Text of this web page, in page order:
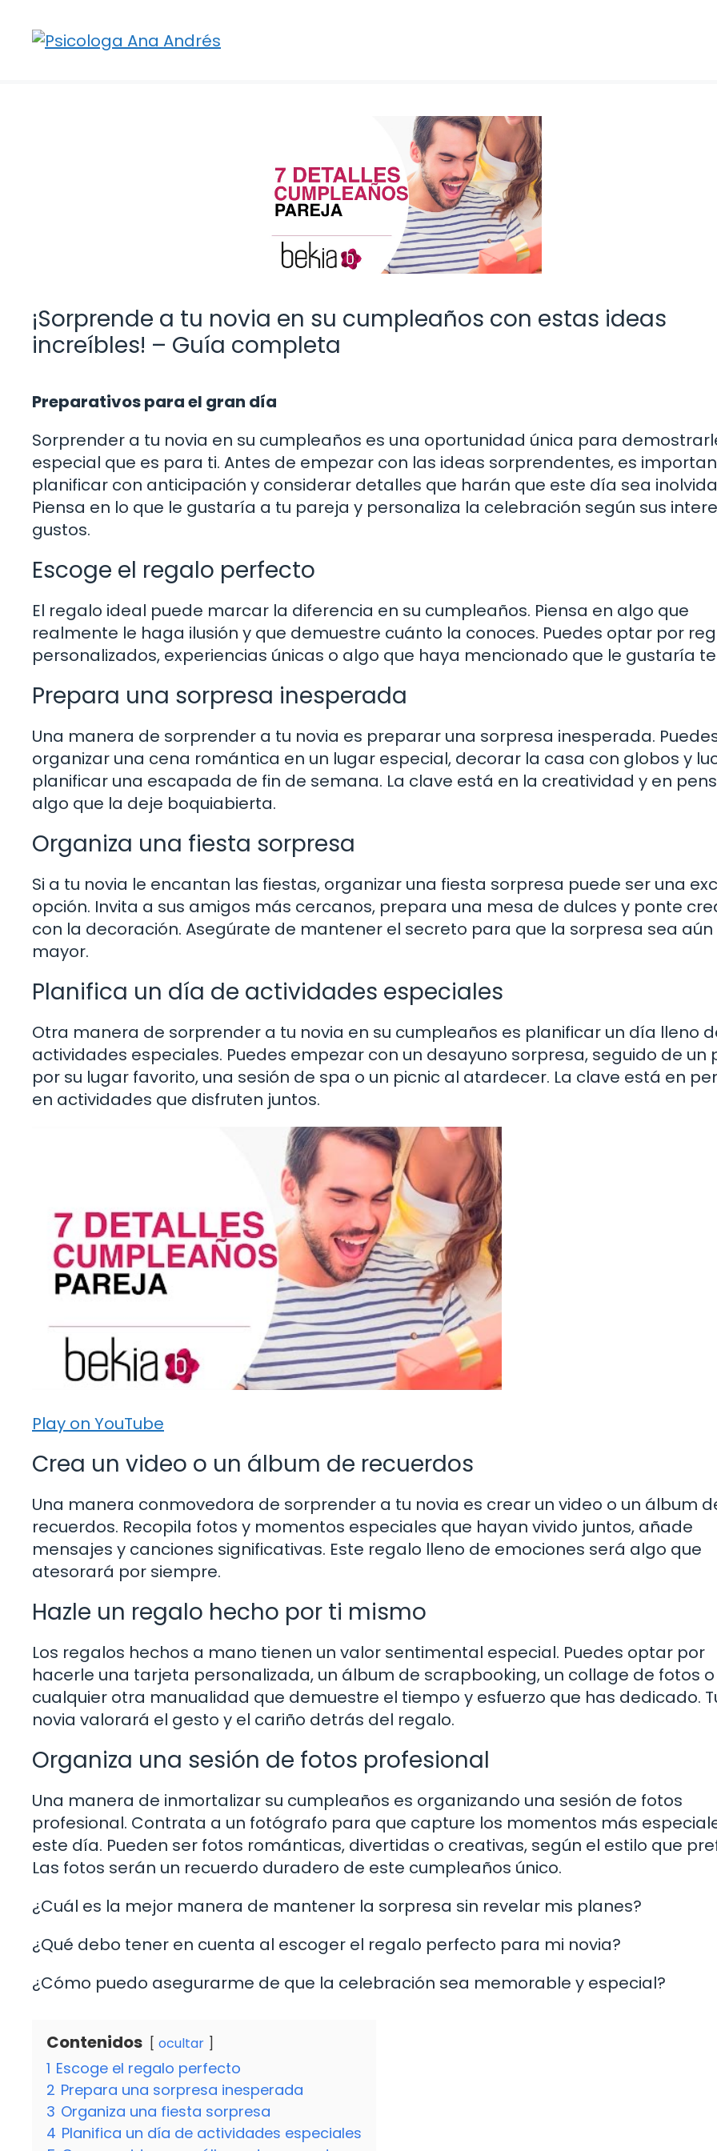
contenido
¡Sorprende a tu novia en su cumpleaños con estas ideas
increíbles! – Guía completa
Preparativos para el gran día
Sorprender a tu novia en su cumpleaños es una oportunidad única para
especial que es para ti. Antes de empezar con las ideas sorprendentes, es
planificar con anticipación y considerar detalles que harán que este día sea
Piensa en lo que le gustaría a tu pareja y personaliza la celebración según sus
gustos.
Escoge el regalo perfecto
El regalo ideal puede marcar la diferencia en su cumpleaños. Piensa en algo que
realmente le haga ilusión y que demuestre cuánto la conoces. Puedes optar por
personalizados, experiencias únicas o algo que haya mencionado que le gustaría
Prepara una sorpresa inesperada
Una manera de sorprender a tu novia es preparar una sorpresa inesperada.
organizar una cena romántica en un lugar especial, decorar la casa con globos y
planificar una escapada de fin de semana. La clave está en la creatividad y en
algo que la deje boquiabierta.
Organiza una fiesta sorpresa
Si a tu novia le encantan las fiestas, organizar una fiesta sorpresa puede ser una
opción. Invita a sus amigos más cercanos, prepara una mesa de dulces y ponte
con la decoración. Asegúrate de mantener el secreto para que la sorpresa sea aún
mayor.
Planifica un día de actividades especiales
Otra manera de sorprender a tu novia en su cumpleaños es planificar un día lleno
actividades especiales. Puedes empezar con un desayuno sorpresa, seguido de un
por su lugar favorito, una sesión de spa o un picnic al atardecer. La clave está en
en actividades que disfruten juntos.
Play on YouTube
Crea un video o un álbum de recuerdos
Una manera conmovedora de sorprender a tu novia es crear un video o un álbum
recuerdos. Recopila fotos y momentos especiales que hayan vivido juntos, añade
mensajes y canciones significativas. Este regalo lleno de emociones será algo que
atesorará por siempre.
Hazle un regalo hecho por ti mismo
Los regalos hechos a mano tienen un valor sentimental especial. Puedes optar por
hacerle una tarjeta personalizada, un álbum de scrapbooking, un collage de fotos o
cualquier otra manualidad que demuestre el tiempo y esfuerzo que has dedicado.
novia valorará el gesto y el cariño detrás del regalo.
Organiza una sesión de fotos profesional
Una manera de inmortalizar su cumpleaños es organizando una sesión de fotos
profesional. Contrata a un fotógrafo para que capture los momentos más
este día. Pueden ser fotos románticas, divertidas o creativas, según el estilo que
Las fotos serán un recuerdo duradero de este cumpleaños único.
¿Cuál es la mejor manera de mantener la sorpresa sin revelar mis planes?
¿Qué debo tener en cuenta al escoger el regalo perfecto para mi novia?
¿Cómo puedo asegurarme de que la celebración sea memorable y especial?
Contenidos ocultar
1 Escoge el regalo perfecto
2 Prepara una sorpresa inesperada
3 Organiza una fiesta sorpresa
4 Planifica un día de actividades especiales